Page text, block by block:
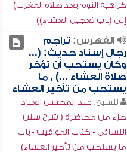
كراهية النوم بعد صلاة المغرب)
إلى (باب تعجيل العشاء))
الفهرس: تراجم
رجال إسناد حديث: (...
وكان يستحب أن تؤخر
صلاة العشاء ...) , ما
يستحب من تأخير العشاء
للشيخ: عبد المحسن العباد
جزء من محاضرة ( شرح سنن
النسائي - كتاب المواقيت - باب
ما يستحب من تأخير العشاء)